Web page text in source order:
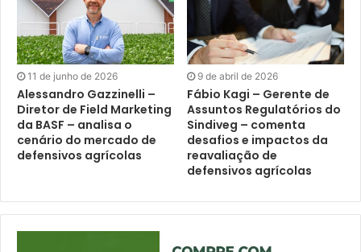
11 de junho de 2026
Alessandro Gazzinelli –
Diretor de Field Marketing
da BASF – analisa o
cenário do mercado de
defensivos agrícolas
9 de abril de 2026
Fábio Kagi – Gerente de
Assuntos Regulatórios do
Sindiveg – comenta
desafios e impactos da
reavaliação de
defensivos agrícolas